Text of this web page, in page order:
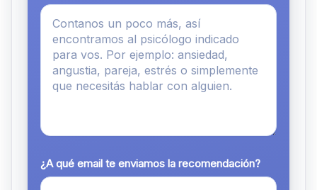
¿A qué email te enviamos la recomendación?